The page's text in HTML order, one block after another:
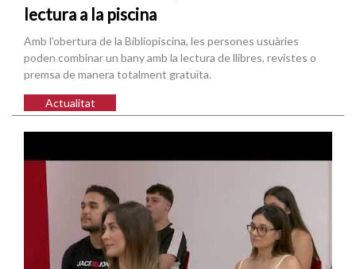
lectura a la piscina
Amb l’obertura de la Bibliopiscina, les persones usuàries
poden combinar un bany amb la lectura de llibres, revistes o
premsa de manera totalment gratuïta.
Actualitat